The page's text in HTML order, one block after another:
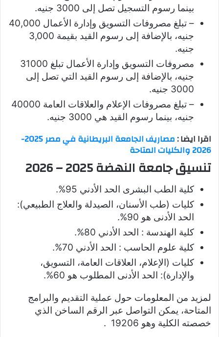
بينما رسوم التسجيل تصل إلى 3000 جنيه.
– تبلغ مصروفات التسويق وإدارة الأعمال 40,000
جنيه، بالإضافة إلى رسوم القيد بقيمة 3,000
جنيه.
مصروفات التسويق وإدارة الأعمال تبلغ 31000
جنيه، بالإضافة إلى رسوم القيد التي تصل إلى
3000 جنيه.
– تبلغ مصروفات الإعلام والعلاقات العامة 40000
جنيه، بينما رسوم القيد هي 3000 جنيه.
اقرا ايضا : مصاريف الجامعة البريطانية في مصر 2025-
2026 والكليات المتاحة
تنسيق جامعة النهضة 2025 – 2026
كلية الطب البشرى الحد الأدني 95%.
كليات (طب الأسنان، الصيدلة والعلاج الطبيعي):
الحد الأدنى هو 90%.
كلية الهندسة : الحد الأدني 80%.
كلية علوم الحاسب : الحد الأدني 70%.
كليات (الإعلام، العلاقات العامة، التسويق،
والإدارة): الحد الأدنى المطلوب هو 60%.
لمزيد من المعلومات حول عملية التقديم والبرامج
المتاحة، يمكن التواصل عبر الرقم الساخن الذي
خصصته الكلية وهو 19206 .